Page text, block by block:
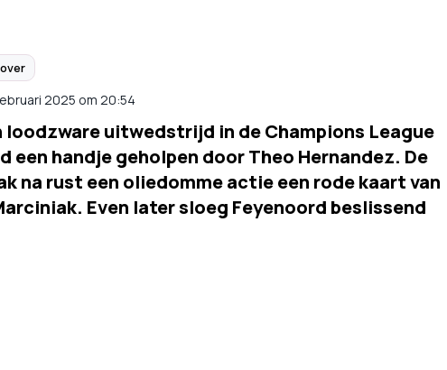
2025 om 20:54
loodzware uitwedstrijd in de Champions League
een handje geholpen door Theo Hernandez. De
na rust een oliedomme actie een rode kaart van
Even later sloeg Feyenoord beslissend